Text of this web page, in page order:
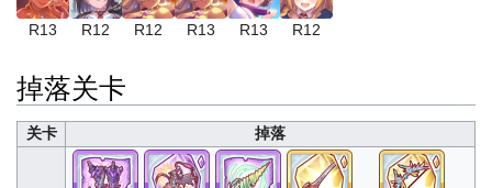
R13 R12 R12 R13 R13 R12
掉落关卡
关卡 掉落